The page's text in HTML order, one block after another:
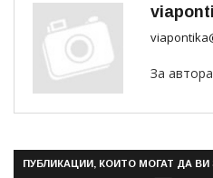
За
ПУБЛИКАЦИИ, КОИТО МОГАТ ДА ВИ